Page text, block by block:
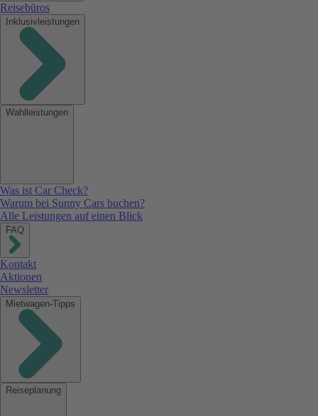
Reisebüros
Inklusivleistungen
Wahlleistungen
Was ist Car Check?
Warum bei Sunny Cars buchen?
Alle Leistungen auf einen Blick
FAQ
Kontakt
Aktionen
Newsletter
Mietwagen-Tipps
Reiseplanung